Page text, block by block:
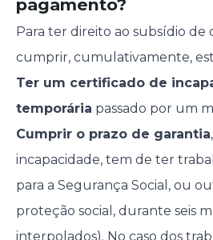
pagamento?
Para ter direito ao subsídio de
cumprir, cumulativamente,
Ter um certificado de
temporária passado por um
Cumprir o prazo de garantia
incapacidade, tem de ter
para a Segurança Social, ou
proteção social, durante seis
interpolados). No caso dos